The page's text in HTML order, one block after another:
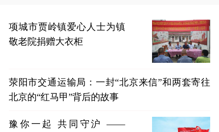
项城市贾岭镇爱心人士为镇
敬老院捐赠大衣柜
荥阳市交通运输局：一封“北京来信”和两套寄往
北京的“红马甲”背后的故事
豫你一起 共同守沪 ——